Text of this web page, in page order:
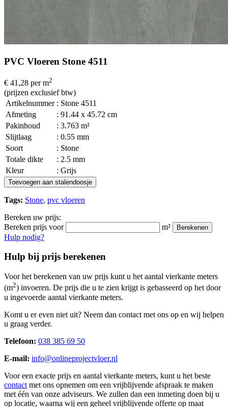
PVC Vloeren Stone 4511
€ 41,28 per m2
(prijzen exclusief btw)
Artikelnummer : Stone 4511
Afmeting
: 91.44 x 45.72 cm
Pakinhoud
: 3.763 m²
Slijtlaag
: 0.55 mm
Soort
: Stone
Totale dikte
: 2.5 mm
Kleur
: Grijs
Toevoegen aan stalendoosje
Tags: Stone, pvc vloeren
Bereken uw prijs:
Bereken prijs voor
m² Berekenen
Hulp nodig?
Hulp bij prijs berekenen
Voor het berekenen van uw prijs kunt u het aantal vierkante meters
(m2) invoeren. De prijs die u te zien krijgt is gebasseerd op het door
u ingevoerde aantal vierkante meters.
Komt u er even niet uit? Neem dan contact met ons op en wij helpen
u graag verder.
Telefoon: 038 385 69 50
E-mail: info@onlineprojectvloer.nl
Voor een exacte prijs en aantal vierkante meters, kunt u het beste
contact met ons opnemen om een vrijblijvende afspraak te maken
met één van onze adviseurs. We zullen dan een inmeting doen bij u
op locatie, waarna wij een geheel vrijblijvende offerte op maat